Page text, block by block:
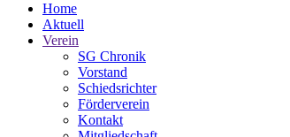
Home
Aktuell
Verein
SG Chronik
Vorstand
Schiedsrichter
Förderverein
Kontakt